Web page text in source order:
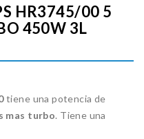
HR3745/00 5
450W 3L
tiene una potencia de
mas turbo. Tiene una